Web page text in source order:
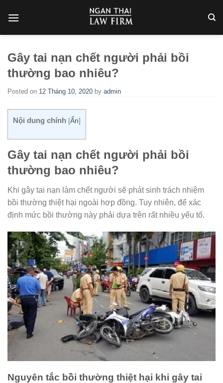
Gây tai nạn chết người phải bồi
thường bao nhiêu?
Posted on 12 Tháng 10, 2020 by admin
Nội dung chính [Ẩn]
Gây tai nạn chết người phải bồi
thường bao nhiêu?
Khi gây tai nạn làm chết người sẽ phát sinh trách nhiệm
bồi thường thiệt hại ngoài hợp đồng. Tuy nhiên, để xác
định mức bồi thường này phải dựa trên rất nhiều yếu tố.
Nguyên tắc bồi thường thiệt hại khi gây tai